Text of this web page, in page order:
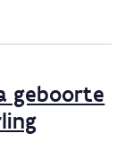
geboorte